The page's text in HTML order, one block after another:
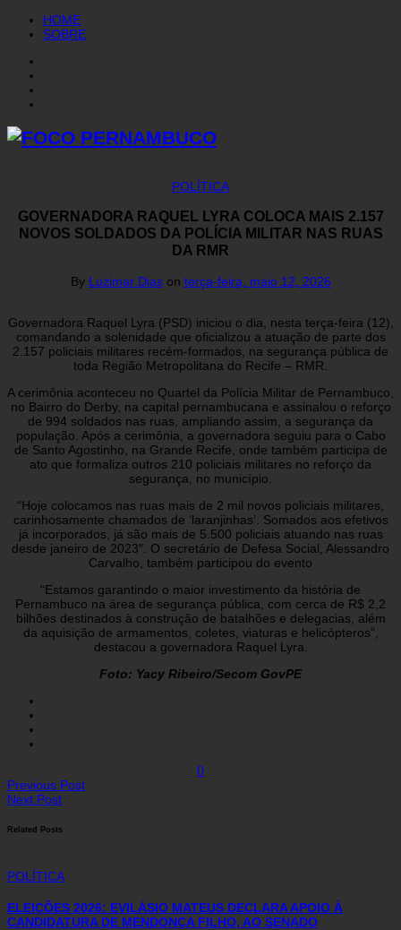
HOME
SOBRE
POLÍTICA
GOVERNADORA RAQUEL LYRA COLOCA MAIS 2.157
NOVOS SOLDADOS DA POLÍCIA MILITAR NAS RUAS
DA RMR
By Luzimar Dias on terça-feira, maio 12, 2026
Governadora Raquel Lyra (PSD) iniciou o dia, nesta terça-feira (12),
comandando a solenidade que oficializou a atuação de parte dos
2.157 policiais militares recém-formados, na segurança pública de
toda Região Metropolitana do Recife – RMR.
A cerimônia aconteceu no Quartel da Polícia Militar de Pernambuco,
no Bairro do Derby, na capital pernambucana e assinalou o reforço
de 994 soldados nas ruas, ampliando assim, a segurança da
população. Após a cerimônia, a governadora seguiu para o Cabo
de Santo Agostinho, na Grande Recife, onde também participa de
ato que formaliza outros 210 policiais militares no reforço da
segurança, no município.
“Hoje colocamos nas ruas mais de 2 mil novos policiais militares,
carinhosamente chamados de ‘laranjinhas’. Somados aos efetivos
já incorporados, já são mais de 5.500 policiais atuando nas ruas
desde janeiro de 2023″. O secretário de Defesa Social, Alessandro
Carvalho, também participou do evento
“Estamos garantindo o maior investimento da história de
Pernambuco na área de segurança pública, com cerca de R$ 2,2
bilhões destinados à construção de batalhões e delegacias, além
da aquisição de armamentos, coletes, viaturas e helicópteros”,
destacou a governadora Raquel Lyra.
Foto: Yacy Ribeiro/Secom GovPE
0
Previous Post
Next Post
Related Posts
POLÍTICA
ELEIÇÕES 2026: EVILÁSIO MATEUS DECLARA APOIO À
CANDIDATURA DE MENDONÇA FILHO, AO SENADO